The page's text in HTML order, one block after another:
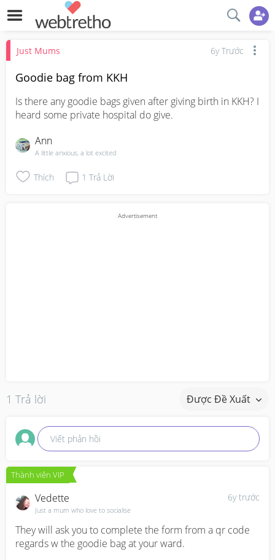
Just Mums 6y Trước
Goodie bag from KKH
Is there any goodie bags given after giving birth in KKH? I
heard some private hospital do give.
Ann
A little anxious, a lot excited
Thích 1 Trả Lời
1 Trả lời Được Đề Xuất
Viết phản hồi
Thành viên VIP
6y trước
Vedette
Just a mum who love to socialise
They will ask you to complete the form from a qr code
regards w the goodie bag at your ward.